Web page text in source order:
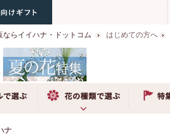
らイイハナ・ドットコム はじめての方へ
ナ